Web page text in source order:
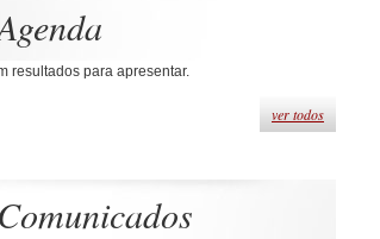
resultados para apresentar.
ver todos
Comunicados